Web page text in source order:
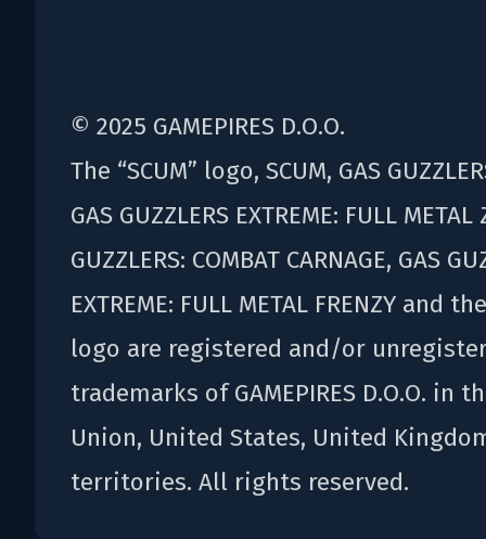
© 2025 GAMEPIRES D.O.O.
The “SCUM” logo, SCUM, GAS
GAS GUZZLERS EXTREME: FULL METAL
GUZZLERS: COMBAT CARNAGE, GAS
EXTREME: FULL METAL FRENZY and
logo are registered and/or
trademarks of GAMEPIRES D.O.O. in
Union, United States, United
territories. All rights reserved.